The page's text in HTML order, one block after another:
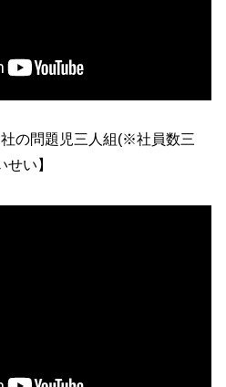
社の問題児三人組(※社員数三
い】